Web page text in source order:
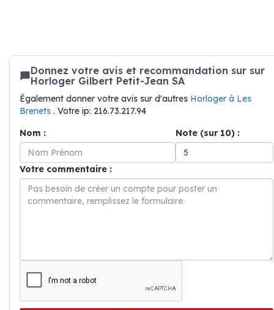
Donnez votre avis et recommandation sur sur
Horloger Gilbert Petit-Jean SA
Également donner votre avis sur d'autres Horloger à Les
Brenets . Votre ip: 216.73.217.94
Nom :
Note (sur 10) :
Votre commentaire :